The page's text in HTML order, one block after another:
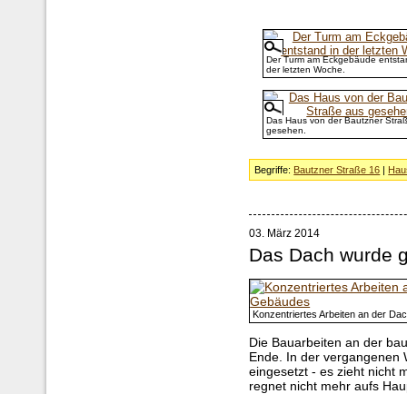
Der Turm am Eckgebäude
der letzten Woche.
Das Haus von der Bautzner
gesehen.
Begriffe: Bautzner Straße 16
03. März 2014
Das Dach wurde
Konzentriertes Arbeiten an der
Die Bauarbeiten an der
Ende. In der vergangenen
eingesetzt - es zieht nicht
regnet nicht mehr aufs